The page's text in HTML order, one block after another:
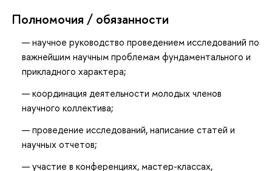
Полномочия / обязанности
научное руководство проведением исследований по
важнейшим научным проблемам фундаментального и
прикладного характера;
координация деятельности молодых членов
научного коллектива;
проведение исследований, написание статей и
научных отчетов;
участие в конференциях, мастер-классах,